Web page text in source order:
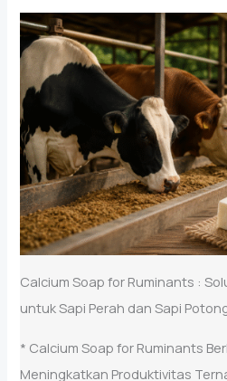
Calcium Soap for Ruminants :
untuk Sapi Perah dan Sapi
* Calcium Soap for Ruminants
Meningkatkan Produktivitas